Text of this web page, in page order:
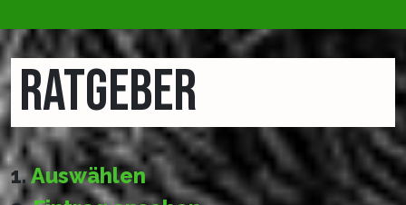
RATGEBER
1.Auswählen